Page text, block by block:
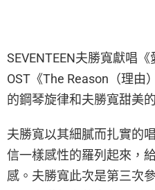
SEVENTEEN夫勝寬獻唱
OST《The Reason（理由
的鋼琴旋律和夫勝寬甜美
夫勝寬以其細膩而扎實的
信一樣感性的羅列起來，
感。夫勝寬此次是第三次